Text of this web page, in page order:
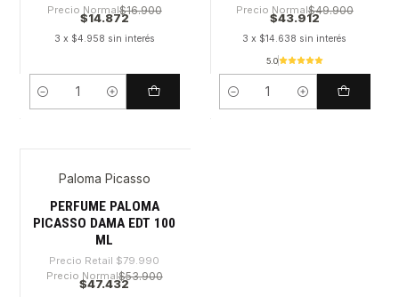
Precio Normal$16.900
$14.872
3 x $4.958 sin interés
Cantidad
Precio Normal$49.900
$43.912
3 x $14.638 sin interés
5.0
Cantidad
-40%
Paloma Picasso
PERFUME PALOMA
PICASSO DAMA EDT 100
ML
Precio Retail $79.990
Precio Normal$53.900
$47.432